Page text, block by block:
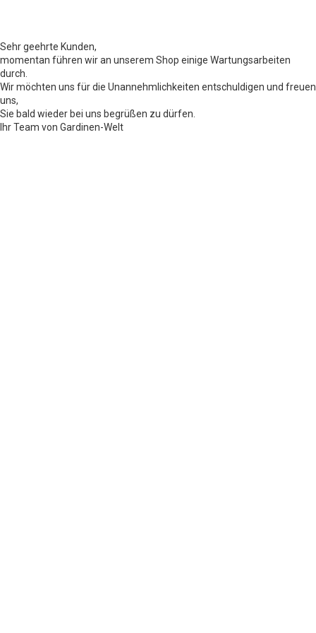
Sehr geehrte Kunden,
momentan führen wir an unserem Shop einige Wartungsarbeiten
durch.
Wir möchten uns für die Unannehmlichkeiten entschuldigen und freuen
uns,
Sie bald wieder bei uns begrüßen zu dürfen.
Ihr Team von Gardinen-Welt